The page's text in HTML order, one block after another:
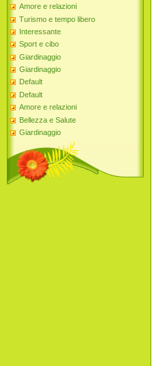
Amore e relazioni
Turismo e tempo libero
Interessante
Sport e cibo
Giardinaggio
Giardinaggio
Default
Default
Amore e relazioni
Bellezza e Salute
Giardinaggio